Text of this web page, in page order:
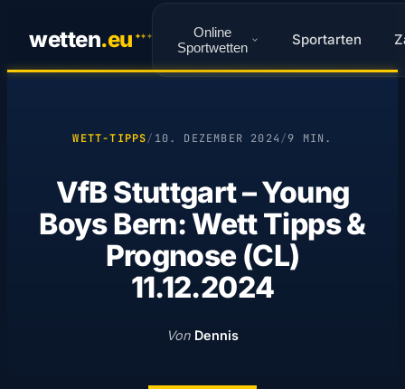
wetten.eu ✦✦ ✦
Online
Sportwetten
Sportarten
WETT-TIPPS/ 10. DEZEMBER 2024/9 MIN.
VfB Stuttgart – Young
Boys Bern: Wett Tipps &
Prognose (CL)
11.12.2024
Von Dennis